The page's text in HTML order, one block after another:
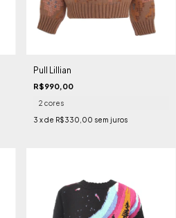
Pull Lillian
R$990,00
2 cores
3 x de R$330,00 sem juros